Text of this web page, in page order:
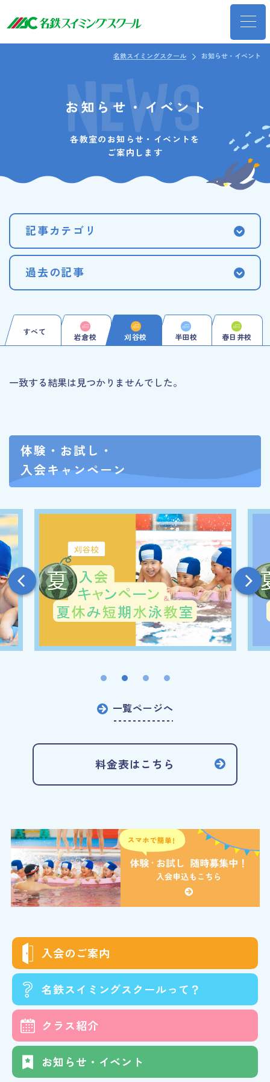
名鉄スイミングスクール お知らせ・イベント
お知らせ・イベント
各教室のお知らせ・イベントを
ご案内します
すべて 岩倉校 刈谷校 半田校 春日井校
一致する結果は見つかりませんでした。
記事カテゴリ
過去の記事
体験・お試し・
入会キャンペーン
一覧ページへ
料金表はこちら
入会のご案内
名鉄スイミングスクールって？
クラス紹介
お知らせ・イベント